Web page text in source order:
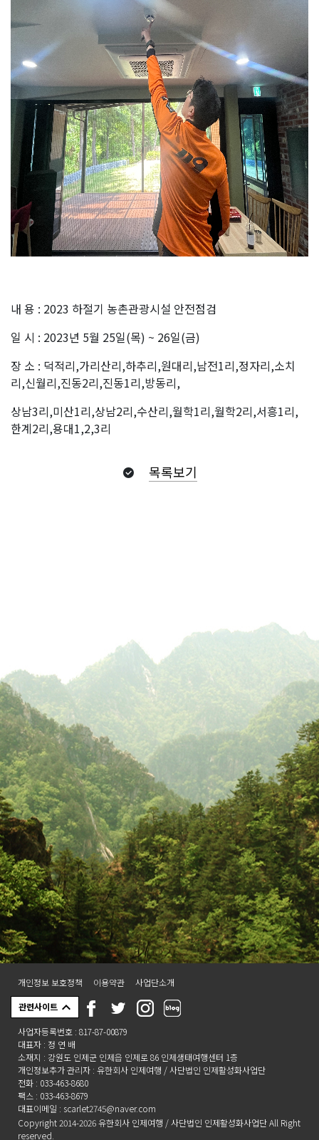
내 용 : 2023 하절기 농촌관광시설 안전점검
일 시 : 2023년 5월 25일(목) ~ 26일(금)
장 소 : 덕적리,가리산리,하추리,원대리,남전1리,정자리,소치
리,신월리,진동2리,진동1리,방동리,
상남3리,미산1리,상남2리,수산리,월학1리,월학2리,서흥1리,
한계2리,용대1,2,3리
목록보기
개인정보 보호정책 이용약관 사업단소개
관련사이트
사업자등록번호 : 817-87-00879
대표자 : 정 연 배
소재지 : 강원도 인제군 인제읍 인제로 86 인제생태여행센터 1층
개인정보추가 관리자 : 유한회사 인제여행 / 사단법인 인제활성화사업단
전화 : 033-463-8680
팩스 : 033-463-8679
대표이메일 : scarlet2745@naver.com
Copyright 2014-2026 유한회사 인제여행 / 사단법인 인제활성화사업단 All Right
reserved.